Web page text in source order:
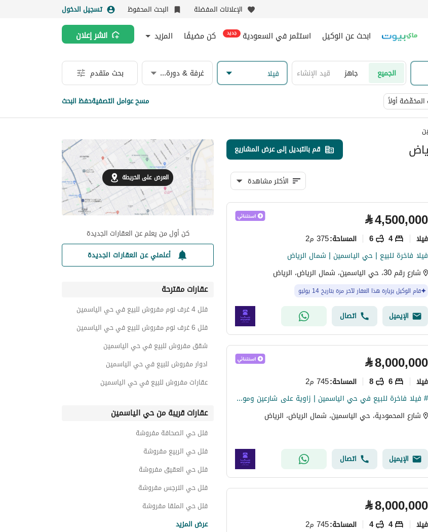
الإعلانات المفضلة البحث المحفوظ تسجيل الدخول
ابحث عن الوكيل استثمر في السعودية جديد كن مضيفًا المزيد انشر إعلان
الجميع جاهز قيد الإنشاء فیلا غرفة & دورة مياه بحث متقدم
المخفّضة أولاً مسح عوامل التصفيةحفظ البحث
قم بالتبديل إلى عرض المشاريع
الأكثر مشاهدة
⃁4,500,000
فیلا 4
6 المساحة:375 م2
فيلا فاخرة للبيع | حي الياسمين | شمال الرياض
شارع رقم 30، حي الياسمين، شمال الرياض، الرياض
قام الوكيل بزيارة هذا العقار لآخر مرة بتاريخ 14 يوليو
الإيميل اتصال
⃁8,000,000
فیلا 6
8 المساحة:745 م2
# فيلا فاخرة للبيع في حي الياسمين | زاوية على شارعين وموقع استثنائي
شارع المحمودية، حي الياسمين، شمال الرياض، الرياض
الإيميل اتصال
⃁8,000,000
فیلا 4
4 المساحة:745 م2
العرض على الخريطة
كن أول من يعلم عن العقارات الجديدة
أعلمني عن العقارات الجديدة
عقارات مقترحة
فلل 4 غرف نوم مفروش للبيع في حي الياسمين
فلل 6 غرف نوم مفروش للبيع في حي الياسمين
شقق مفروش للبيع في حي الياسمين
ادوار مفروش للبيع في حي الياسمين
عقارات مفروش للبيع في حي الياسمين
عقارات قريبة من حي الياسمين
فلل حي الصحافة مفروشة
فلل حي الربيع مفروشة
فلل حي العقيق مفروشة
فلل حي النرجس مفروشة
فلل حي الملقا مفروشة
عرض المزيد